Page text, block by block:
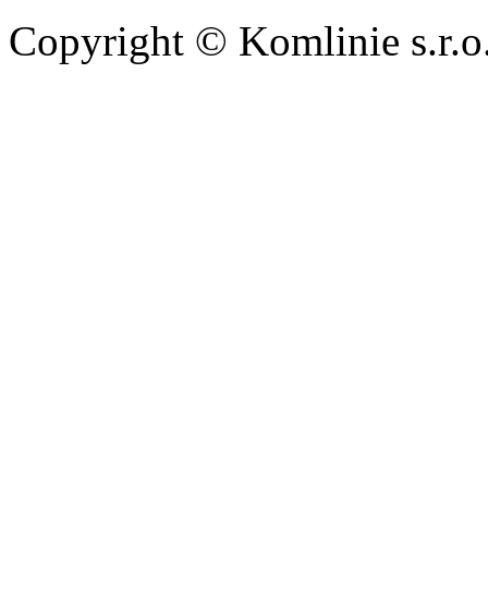
Copyright © Komlinie